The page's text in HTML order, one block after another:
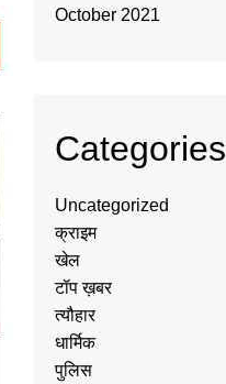
October 2021
Categories
Uncategorized
क्राइम
खेल
टॉप ख़बर
त्यौहार
धार्मिक
पुलिस